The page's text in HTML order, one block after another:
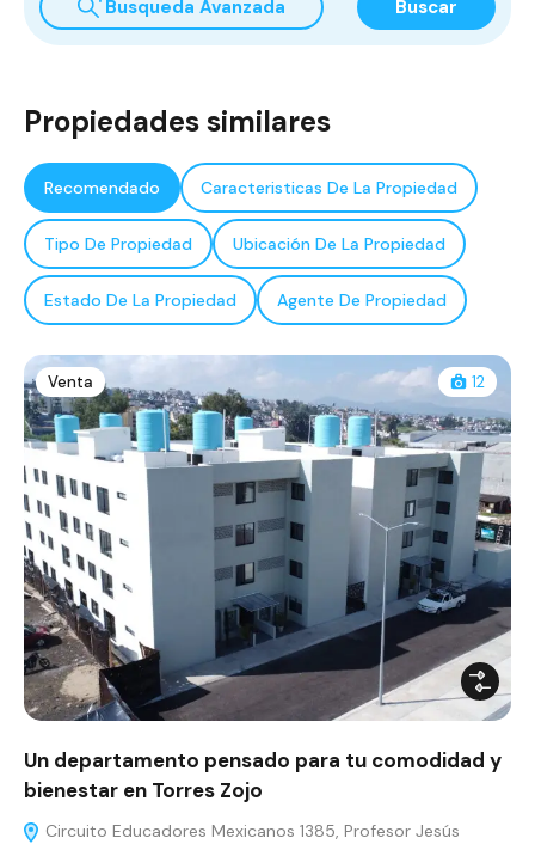
Busqueda Avanzada Buscar
Propiedades similares
Recomendado Caracteristicas De La Propiedad
Tipo De Propiedad Ubicación De La Propiedad
Estado De La Propiedad Agente De Propiedad
Venta 12
Un departamento pensado para tu comodidad y
bienestar en Torres Zojo
Circuito Educadores Mexicanos 1385, Profesor Jesús